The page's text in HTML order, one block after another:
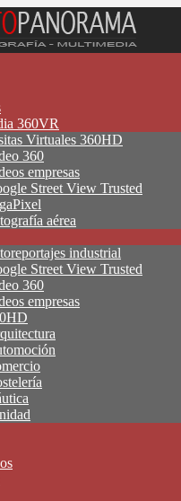
360VR
Virtuales 360HD
360
empresas
Street View Trusted
aérea
industrial
Street View Trusted
360
empresas